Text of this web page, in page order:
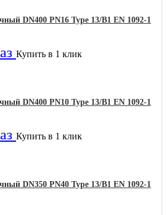
DN400 PN16 Type 13/B1 EN 1092-1
Купить в 1 клик
DN400 PN10 Type 13/B1 EN 1092-1
Купить в 1 клик
DN350 PN40 Type 13/B1 EN 1092-1